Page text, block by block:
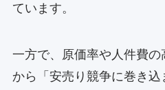
ています。
一方で、原価率や人件費の
から「安売り競争に巻き